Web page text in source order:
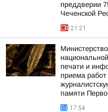
преддверии
Чеченской
21:21
печати и
приема
памяти
17:54